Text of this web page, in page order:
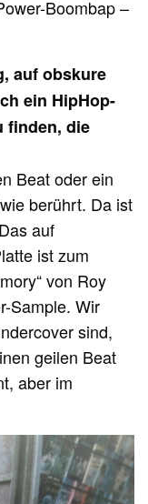
Boombap –
auf obskure
ein HipHop-
finden, die
Beat oder ein
berührt. Da ist
auf
ist zum
von Roy
Sample. Wir
sind,
geilen Beat
aber im